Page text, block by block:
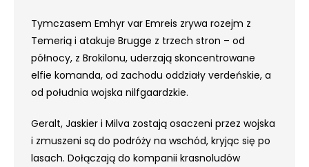
Tymczasem Emhyr var Emreis zrywa rozejm z
Temerią i atakuje Brugge z trzech stron – od
północy, z Brokilonu, uderzają skoncentrowane
elfie komanda, od zachodu oddziały verdeńskie, a
od południa wojska nilfgaardzkie.
Geralt, Jaskier i Milva zostają osaczeni przez wojska
i zmuszeni są do podróży na wschód, kryjąc się po
lasach. Dołączają do kompanii krasnoludów